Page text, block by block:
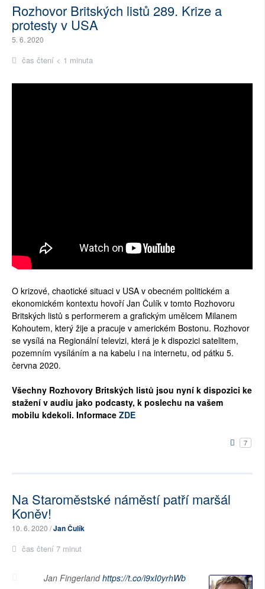
Rozhovor Britských listů 289. Krize a
protesty v USA
5. 6. 2020
čas čtení < 1 minuta
O krizové, chaotické situaci v USA v obecném politickém a
ekonomickém kontextu hovoří Jan Čulík v tomto Rozhovoru
Britských listů s performerem a grafickým umělcem Milanem
Kohoutem, který žije a pracuje v americkém Bostonu. Rozhovor
se vysílá na Regionální televizi, která je k dispozici satelitem,
pozemním vysíláním a na kabelu i na internetu, od pátku 5.
června 2020.
Všechny Rozhovory Britských listů jsou nyní k dispozici ke
stažení v audiu jako podcasty, k poslechu na vašem
mobilu kdekoli. Informace ZDE
7
Na Staroměstské náměstí patří maršál
Koněv!
10. 6. 2020 /Jan Čulík
čas čtení 7 minut
Jan Fingerlandhttps://t.co/i9xI0yrhWb